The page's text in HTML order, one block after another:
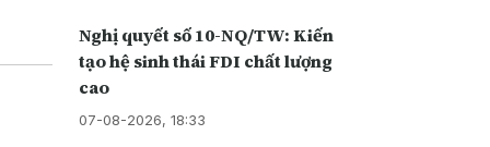
Nghị quyết số 10-NQ/TW: Kiến
tạo hệ sinh thái FDI chất lượng
cao
07-08-2026, 18:33